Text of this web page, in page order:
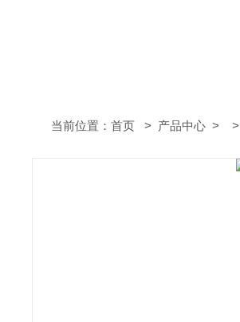
当前位置： 首页 > 产品中心 > >